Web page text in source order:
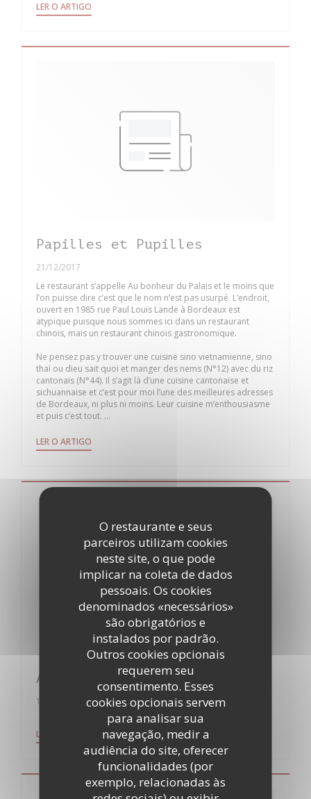
O restaurante e seus
parceiros utilizam cookies
neste site, o que pode
implicar na coleta de dados
pessoais. Os cookies
denominados «necessários»
são obrigatórios e
instalados por padrão.
Outros cookies opcionais
requerem seu
consentimento. Esses
cookies opcionais servem
para analisar sua
navegação, medir a
audiência do site, oferecer
funcionalidades (por
exemplo, relacionadas às
LER O ARTIGO
Papilles et Pupilles
21/12/2017
Le restaurant s’appelle Au bonheur du Palais et le moins que
l’on puisse dire c’est que le nom n’est pas usurpé. L’endroit,
ouvert en 1985 rue Paul Louis Lande à Bordeaux est
atypique puisque nous sommes ici dans un restaurant
chinois, mais un restaurant chinois gastronomique.
Ne pensez pas y trouver une cuisine sino vietnamienne, sino
thaï ou dieu sait quoi et manger des nems (N°12) avec du riz
cantonais (N°44). Il s’agit là d’une cuisine cantonaise et
sichuannaise et c’est pour moi l’une des meilleures adresses
de Bordeaux, ni plus ni moins. Leur cuisine m’enthousiasme
et puis c’est tout. ...
LER O ARTIGO
Assiettes gourmandes
19/12/2017
LER O ARTIGO ((ABRE NUMA NOVA JANELA))